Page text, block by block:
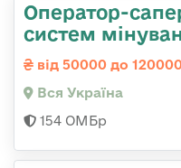
Оператор-
систем
від 50000 до
Вся Україна
154 ОМБр